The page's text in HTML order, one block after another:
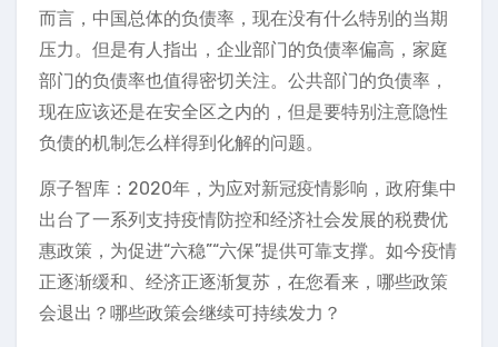
而言，中国总体的负债率，现在没有什么特别的当期
压力。但是有人指出，企业部门的负债率偏高，家庭
部门的负债率也值得密切关注。公共部门的负债率，
现在应该还是在安全区之内的，但是要特别注意隐性
负债的机制怎么样得到化解的问题。
原子智库：2020年，为应对新冠疫情影响，政府集中
出台了一系列支持疫情防控和经济社会发展的税费优
惠政策，为促进“六稳”“六保”提供可靠支撑。如今疫情
正逐渐缓和、经济正逐渐复苏，在您看来，哪些政策
会退出？哪些政策会继续可持续发力？